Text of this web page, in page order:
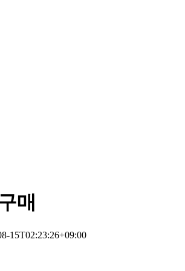
매
15T02:23:26+09:00